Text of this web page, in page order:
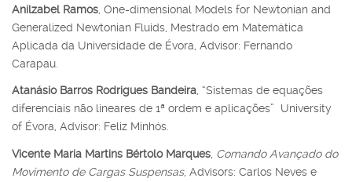
Anilzabel Ramos , One-dimensional Models for Newtonian and
Generalized Newtonian Fluids, Mestrado em Matemática
Aplicada da Universidade de Évora, Advisor: Fernando
Carapau.
Atanásio Barros Rodrigues Bandeira, “Sistemas de equações
diferenciais não lineares de 1ª ordem e aplicações” University
of Évora, Advisor: Feliz Minhós.
Vicente Maria Martins Bértolo Marques Comando Avançado do
Movimento de Cargas Suspensas, Advisors: Carlos Neves e